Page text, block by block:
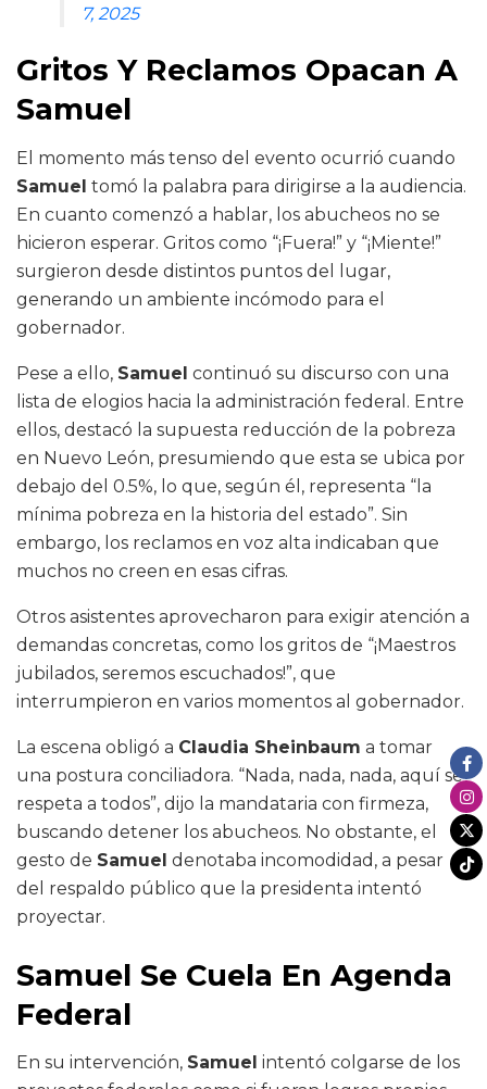
7, 2025
Gritos Y Reclamos Opacan A
Samuel
El momento más tenso del evento ocurrió cuando
Samuel tomó la palabra para dirigirse a la audiencia.
En cuanto comenzó a hablar, los abucheos no se
hicieron esperar. Gritos como “¡Fuera!” y “¡Miente!”
surgieron desde distintos puntos del lugar,
generando un ambiente incómodo para el
gobernador.
Pese a ello, Samuel continuó su discurso con una
lista de elogios hacia la administración federal. Entre
ellos, destacó la supuesta reducción de la pobreza
en Nuevo León, presumiendo que esta se ubica por
debajo del 0.5%, lo que, según él, representa “la
mínima pobreza en la historia del estado”. Sin
embargo, los reclamos en voz alta indicaban que
muchos no creen en esas cifras.
Otros asistentes aprovecharon para exigir atención a
demandas concretas, como los gritos de “¡Maestros
jubilados, seremos escuchados!”, que
interrumpieron en varios momentos al gobernador.
La escena obligó a Claudia Sheinbaum a tomar
una postura conciliadora. “Nada, nada, nada, aquí se
respeta a todos”, dijo la mandataria con firmeza,
buscando detener los abucheos. No obstante, el
gesto de Samuel denotaba incomodidad, a pesar
del respaldo público que la presidenta intentó
proyectar.
Samuel Se Cuela En Agenda
Federal
En su intervención, Samuel intentó colgarse de los